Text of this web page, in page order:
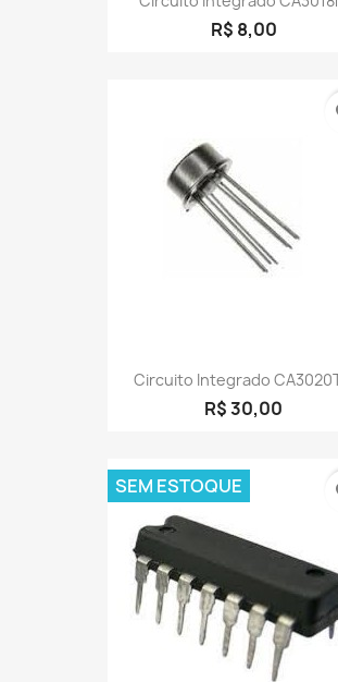
R$ 8,00
Circuito Integrado
R$ 30,00
SEM ESTOQUE